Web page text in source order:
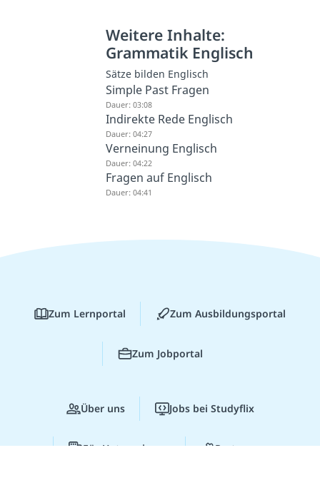
Weitere Inhalte:
Grammatik Englisch
Sätze bilden Englisch
Simple Past Fragen
Dauer: 03:08
Indirekte Rede Englisch
Dauer: 04:27
Verneinung Englisch
Dauer: 04:22
Fragen auf Englisch
Dauer: 04:41
Zum Lernportal Zum Ausbildungsportal
Zum Jobportal
Über uns Jobs bei Studyflix
Für Unternehmen Partner